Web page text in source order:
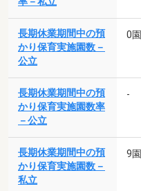
長期休業期間中の預
かり保育実施園数－
公立
0園
長期休業期間中の預
かり保育実施園数率
－公立
-
長期休業期間中の預
かり保育実施園数－
私立
9園